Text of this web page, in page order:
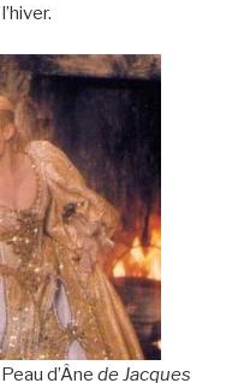
Peau d’Âne de Jacques